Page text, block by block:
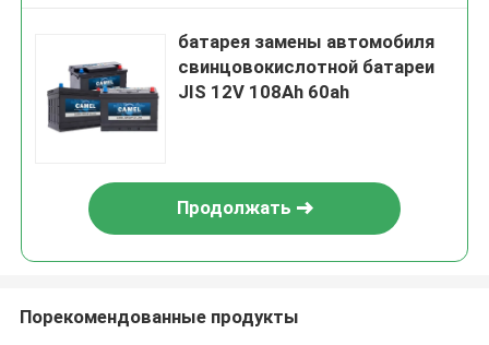
батарея замены автомобиля
свинцовокислотной батареи
JIS 12V 108Ah 60ah
Продолжать
Порекомендованные продукты